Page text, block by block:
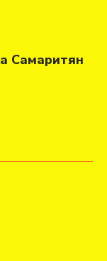
Самаритян